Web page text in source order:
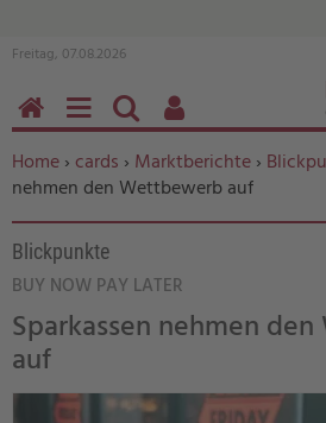
Freitag, 07.08.2026
Sie befinden sich hier:
Home› cards › Marktberichte›
nehmen den Wettbewerb auf
Blickpunkte
BUY NOW PAY LATER
Sparkassen nehmen
auf
HOMEMENÜSUCHEN